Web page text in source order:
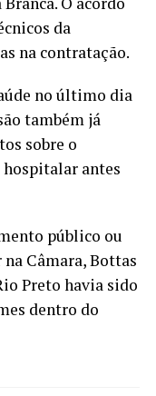
da
na contratação.
no último dia
também já
sobre o
hospitalar antes
público ou
Câmara, Bottas
Preto havia sido
dentro do